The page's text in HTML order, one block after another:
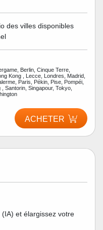
des villes disponibles
Berlin, Cinque Terre,
Kong , Lecce, Londres, Madrid,
Paris, Pékin, Pise, Pompéi,
Santorin, Singapour, Tokyo,
ACHETER
(IA) et élargissez votre